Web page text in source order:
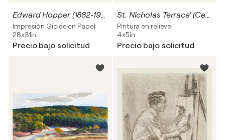
Edward Hopper (1882-1967), New York Restaurant 1922, Muskegon Museum of Art, Muskegon, Michigan, Published by Plaizier Belgium
Impresión Giclée en Papel
28x31in
Precio bajo solicitud
St. Nicholas Terrace' (Central Park on West Harlem, Manhattan, New York city)
Pintura en relieve
4x5in
Precio bajo solicitud